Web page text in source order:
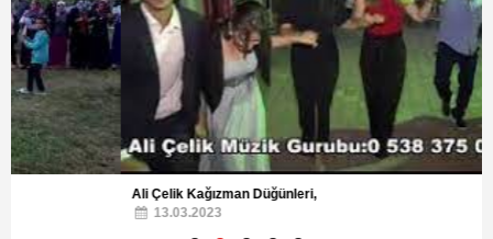
Ali Çelik Kağızman Düğünleri,